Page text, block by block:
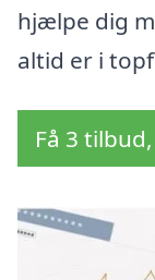
hjælpe dig
altid er i
Få 3